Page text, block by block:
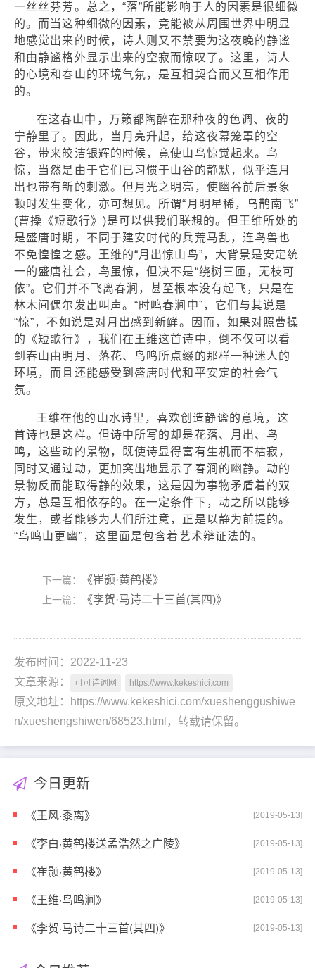
一丝丝芬芳。总之，“落”所能影响于人的因素是很细微
的。而当这种细微的因素，竟能被从周围世界中明显
地感觉出来的时候，诗人则又不禁要为这夜晚的静谧
和由静谧格外显示出来的空寂而惊叹了。这里，诗人
的心境和春山的环境气氛，是互相契合而又互相作用
的。
在这春山中，万籁都陶醉在那种夜的色调、夜的
宁静里了。因此，当月亮升起，给这夜幕笼罩的空
谷，带来皎洁银辉的时候，竟使山鸟惊觉起来。鸟
惊，当然是由于它们已习惯于山谷的静默，似乎连月
出也带有新的刺激。但月光之明亮，使幽谷前后景象
顿时发生变化，亦可想见。所谓“月明星稀，乌鹊南飞”
(曹操《短歌行》)是可以供我们联想的。但王维所处的
是盛唐时期，不同于建安时代的兵荒马乱，连鸟兽也
不免惶惶之感。王维的“月出惊山鸟”，大背景是安定统
一的盛唐社会，鸟虽惊，但决不是“绕树三匝，无枝可
依”。它们并不飞离春涧，甚至根本没有起飞，只是在
林木间偶尔发出叫声。“时鸣春涧中”，它们与其说是
“惊”，不如说是对月出感到新鲜。因而，如果对照曹操
的《短歌行》，我们在王维这首诗中，倒不仅可以看
到春山由明月、落花、鸟鸣所点缀的那样一种迷人的
环境，而且还能感受到盛唐时代和平安定的社会气
氛。
王维在他的山水诗里，喜欢创造静谧的意境，这
首诗也是这样。但诗中所写的却是花落、月出、鸟
鸣，这些动的景物，既使诗显得富有生机而不枯寂，
同时又通过动，更加突出地显示了春涧的幽静。动的
景物反而能取得静的效果，这是因为事物矛盾着的双
方，总是互相依存的。在一定条件下，动之所以能够
发生，或者能够为人们所注意，正是以静为前提的。
“鸟鸣山更幽”，这里面是包含着艺术辩证法的。
下一篇： 《崔颢·黄鹤楼》
上一篇： 《李贺·马诗二十三首(其四)》
发布时间：2022-11-23
文章来源：
可可诗词网 https://www.kekeshici.com
原文地址：https://www.kekeshici.com/xueshenggushiwe
n/xueshengshiwen/68523.html，转载请保留。
今日更新
《王风·黍离》 [2019-05-13]
《李白·黄鹤楼送孟浩然之广陵》 [2019-05-13]
《崔颢·黄鹤楼》 [2019-05-13]
《王维·鸟鸣涧》 [2019-05-13]
《李贺·马诗二十三首(其四)》 [2019-05-13]